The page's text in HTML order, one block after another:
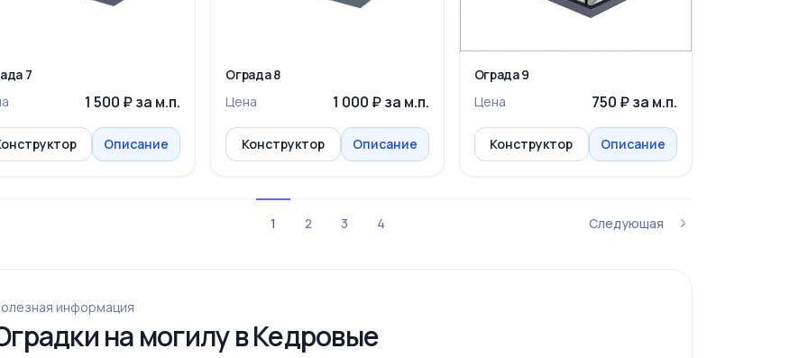
7
1 500 ₽ за м.п.
Описание
Ограда 8
Цена
1 000 ₽ за м.п.
Конструктор Описание
Ограда 9
Цена
750 ₽ за м.п.
Конструктор Описание
1 2 3 4 Следующая
информация
на могилу в Кедровые